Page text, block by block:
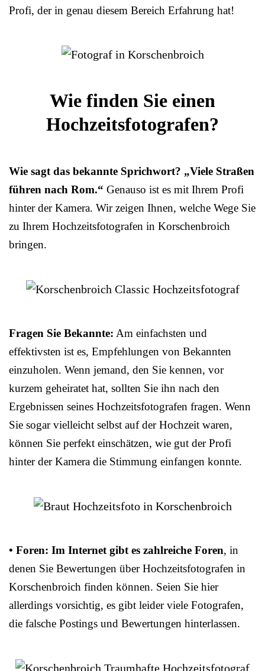
Profi, der in genau diesem Bereich Erfahrung hat!
Wie finden Sie einen
Hochzeitsfotografen?
Wie sagt das bekannte Sprichwort? „Viele Straßen
führen nach Rom.“ Genauso ist es mit Ihrem Profi
hinter der Kamera. Wir zeigen Ihnen, welche Wege Sie
zu Ihrem Hochzeitsfotografen in Korschenbroich
bringen.
Fragen Sie Bekannte: Am einfachsten und
effektivsten ist es, Empfehlungen von Bekannten
einzuholen. Wenn jemand, den Sie kennen, vor
kurzem geheiratet hat, sollten Sie ihn nach den
Ergebnissen seines Hochzeitsfotografen fragen. Wenn
Sie sogar vielleicht selbst auf der Hochzeit waren,
können Sie perfekt einschätzen, wie gut der Profi
hinter der Kamera die Stimmung einfangen konnte.
• Foren: Im Internet gibt es zahlreiche Foren, in
denen Sie Bewertungen über Hochzeitsfotografen in
Korschenbroich finden können. Seien Sie hier
allerdings vorsichtig, es gibt leider viele Fotografen,
die falsche Postings und Bewertungen hinterlassen.